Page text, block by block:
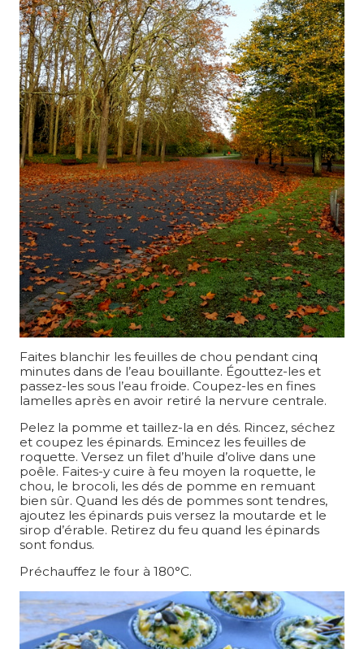
Faites blanchir les feuilles de chou pendant cinq
minutes dans de l’eau bouillante. Égouttez-les et
passez-les sous l’eau froide. Coupez-les en fines
lamelles après en avoir retiré la nervure centrale.
Pelez la pomme et taillez-la en dés. Rincez, séchez
et coupez les épinards. Emincez les feuilles de
roquette. Versez un filet d’huile d’olive dans une
poêle. Faites-y cuire à feu moyen la roquette, le
chou, le brocoli, les dés de pomme en remuant
bien sûr. Quand les dés de pommes sont tendres,
ajoutez les épinards puis versez la moutarde et le
sirop d’érable. Retirez du feu quand les épinards
sont fondus.
Préchauffez le four à 180°C.